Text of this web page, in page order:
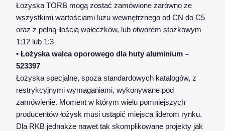
Łożyska TORB mogą zostać zamówione zarówno ze
wszystkimi wartościami luzu wewnętrznego od CN do C5
oraz z pełną ilością wałeczków, lub otworem stożkowym
1:12 lub 1:3
• Łożyska walca oporowego dla huty aluminium –
523397
Łożyska specjalne, spoza standardowych katalogów, z
restrykcyjnymi wymaganiami, wykonywane pod
zamówienie. Moment w którym wielu pomniejszych
producentów łożysk musi ustąpić miejsca liderom rynku.
Dla RKB jednakże nawet tak skomplikowane projekty jak